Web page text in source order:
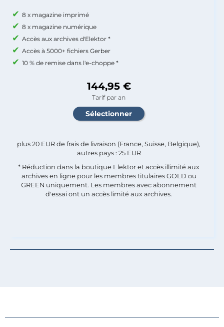
8 x magazine imprimé
8 x magazine numérique
Accès aux archives d'Elektor *
Accès à 5000+ fichiers Gerber
10 % de remise dans l'e-choppe *
144,95 €
Tarif par an
plus 20 EUR de frais de livraison (France, Suisse, Belgique),
autres pays : 25 EUR
* Réduction dans la boutique Elektor et accès illimité aux
archives en ligne pour les membres titulaires GOLD ou
GREEN uniquement. Les membres avec abonnement
d'essai ont un accès limité aux archives.